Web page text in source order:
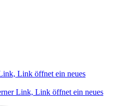
Link öffnet ein neues
Link, Link öffnet ein neues